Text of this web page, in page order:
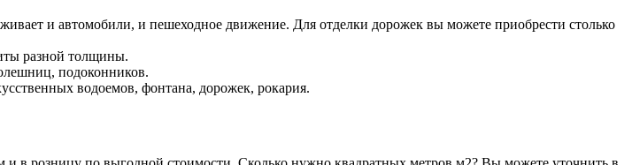
и автомобили, и пешеходное движение. Для отделки дорожек вы можете приобрести столько
разной толщины.
подоконников.
водоемов, фонтана, дорожек, рокария.